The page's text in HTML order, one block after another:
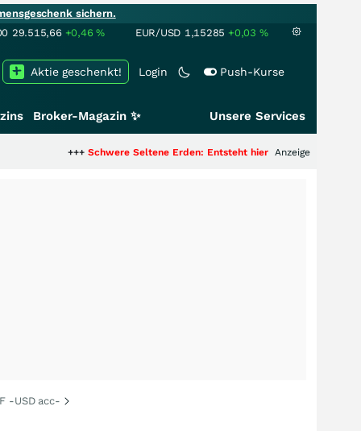
sichern.
29.515,66 +0,46% EUR/USD 1,15285 +0,03 %
Login Push-Kurse
Aktie geschenkt!
Broker-Magazin ✨ Unsere Services
Schwere Seltene Erden: Entsteht hier die nächste Milliardenstory?
Anzeige
-USD acc-